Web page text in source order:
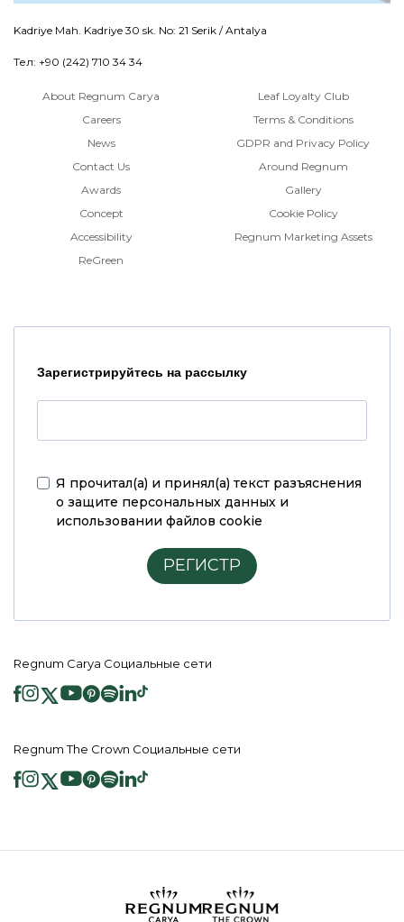
Kadriye Mah. Kadriye 30 sk. No: 21 Serik / Antalya
Тел: +90 (242) 710 34 34
About Regnum Carya
Careers
News
Contact Us
Awards
Concept
Accessibility
ReGreen
Leaf Loyalty Club
Terms & Conditions
GDPR and Privacy Policy
Around Regnum
Gallery
Cookie Policy
Regnum Marketing Assets
Зарегистрируйтесь на рассылку
Я прочитал(а) и принял(а) текст разъяснения
о защите персональных данных и
использовании файлов cookie
РЕГИСТР
Regnum Carya Социальные сети
Regnum The Crown Социальные сети